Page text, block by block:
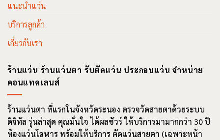
แนะนำแว่น
บริการลูกค้า
เกี่ยวกับเรา
ร้านแว่น ร้านแว่นตา รับตัดแว่น ประกอบแว่น จำหน่าย
คอนแทคเลนส์
ร้านแว่นตา ที่แรกในจังหวัดระนอง ตรวจวัดสายตาด้วยระบบ
ดิจิทัล รุ่นล่าสุด คุณมั่นใจ ได้ผลชัวร์ ให้บริการมามากกว่า 30 ปี
ห้องแว่นโอฬาร พร้อมให้บริการ ตัดแว่นสายตา (เฉพาะหน้า